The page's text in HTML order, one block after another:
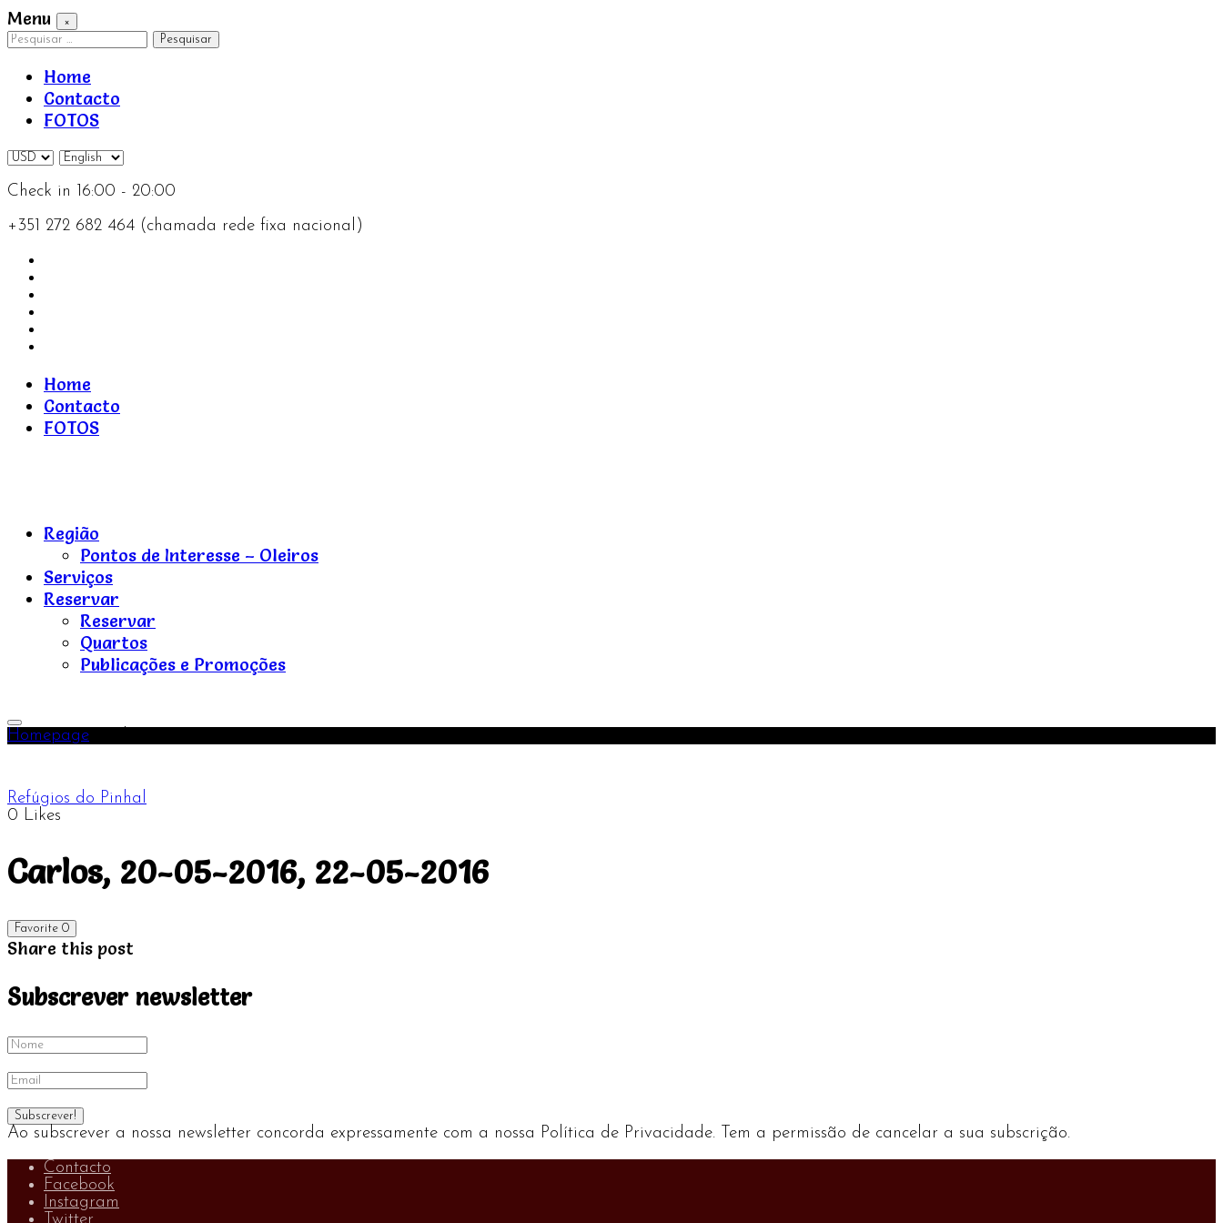
Menu ×
Pesquisar
Home
Contacto
FOTOS
Check in 16:00 - 20:00
+351 272 682 464 (chamada rede fixa nacional)
Home
Contacto
FOTOS
Pinhal
Região
Pontos de Interesse – Oleiros
Serviços
Reservar
Reservar
Quartos
Publicações e Promoções
do
Pinhal
Toggle
Primary
Homepage
Refúgios do Pinhal
0 Likes
Carlos, 20-05-2016, 22-05-2016
Favorite 0
Share this post
Subscrever newsletter
Ao subscrever a nossa newsletter concorda expressamente com a nossa Política de Privacidade. Tem a permissão de cancelar a sua subscrição.
Contacto
Facebook
Instagram